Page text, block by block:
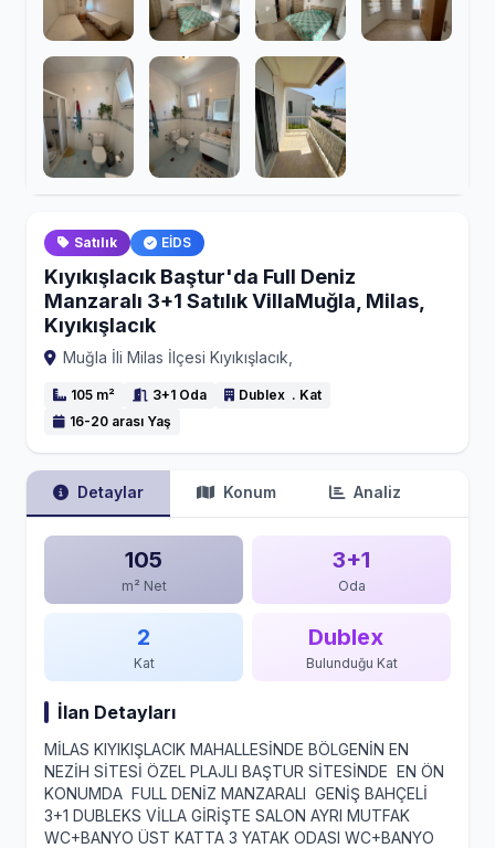
Satılık EİDS
Kıyıkışlacık Baştur'da Full Deniz
Manzaralı 3+1 Satılık VillaMuğla, Milas,
Kıyıkışlacık
Muğla İli Milas İlçesi Kıyıkışlacık,
105 m² 3+1 Oda
Dublex . Kat
16-20 arası Yaş
Detaylar Konum Analiz
105
m² Net
3+1
Oda
2
Kat
Dublex
Bulunduğu Kat
İlan Detayları
MİLAS KIYIKIŞLACIK MAHALLESİNDE BÖLGENİN EN
NEZİH SİTESİ ÖZEL PLAJLI BAŞTUR SİTESİNDE EN ÖN
KONUMDA FULL DENİZ MANZARALI GENİŞ BAHÇELİ
3+1 DUBLEKS VİLLA GİRİŞTE SALON AYRI MUTFAK
WC+BANYO ÜST KATTA 3 YATAK ODASI WC+BANYO